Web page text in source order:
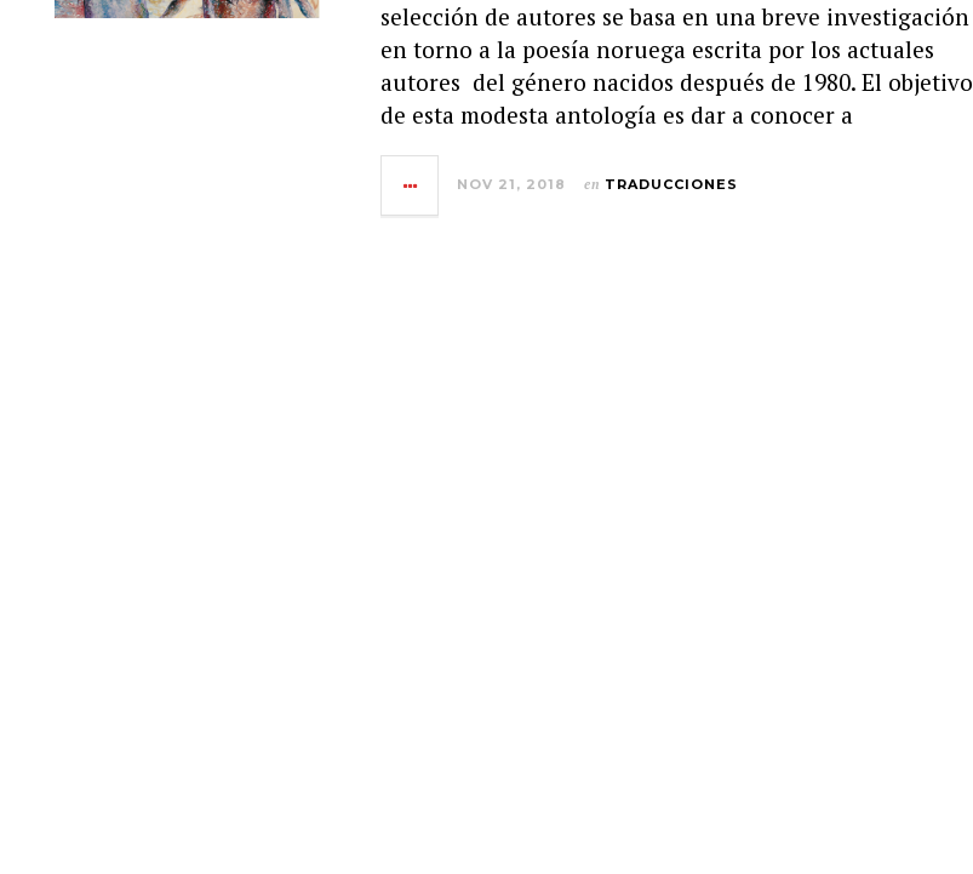
selección de autores se basa en una breve investigación
en torno a la poesía noruega escrita por los actuales
autores del género nacidos después de 1980. El objetivo
de esta modesta antología es dar a conocer a
NOV 21, 2018 en TRADUCCIONES